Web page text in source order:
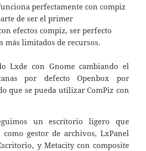
perfectamente con compiz
de ser el primer
efectos compiz, ser perfecto
más limitados de recursos.
Lxde con Gnome cambiando el
por defecto Openbox por
que se pueda utilizar ComPiz con
un escritorio ligero que
gestor de archivos, LxPanel
y Metacity con composite